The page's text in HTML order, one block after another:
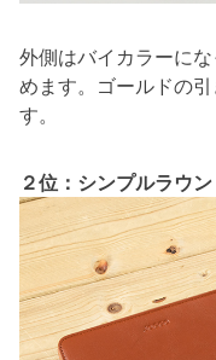
外側はバイカラーに
めます。ゴールドの
す。
２位：シンプルラウ